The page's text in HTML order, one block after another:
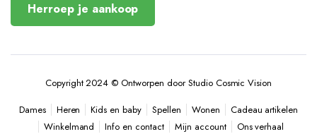
Herroep je aankoop
Copyright 2024 © Ontworpen door Studio Cosmic Vision
Dames
Heren Kids en baby Spellen Wonen
Cadeau artikelen
Winkelmand
Info en contact Mijn account Ons verhaal